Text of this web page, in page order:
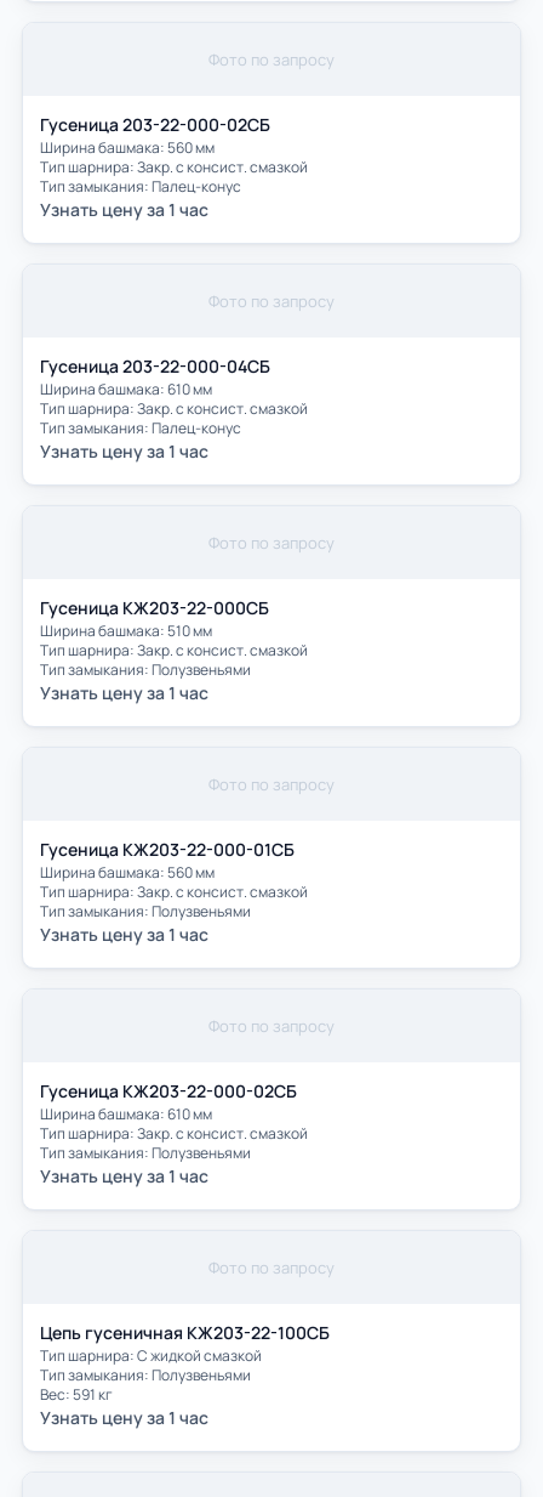
Фото по запросу
Гусеница 203-22-000-02СБ
Ширина башмака: 560 мм
Тип шарнира: Закр. с консист. смазкой
Тип замыкания: Палец-конус
Узнать цену за 1 час
Фото по запросу
Гусеница 203-22-000-04СБ
Ширина башмака: 610 мм
Тип шарнира: Закр. с консист. смазкой
Тип замыкания: Палец-конус
Узнать цену за 1 час
Фото по запросу
Гусеница КЖ203-22-000СБ
Ширина башмака: 510 мм
Тип шарнира: Закр. с консист. смазкой
Тип замыкания: Полузвеньями
Узнать цену за 1 час
Фото по запросу
Гусеница КЖ203-22-000-01СБ
Ширина башмака: 560 мм
Тип шарнира: Закр. с консист. смазкой
Тип замыкания: Полузвеньями
Узнать цену за 1 час
Фото по запросу
Гусеница КЖ203-22-000-02СБ
Ширина башмака: 610 мм
Тип шарнира: Закр. с консист. смазкой
Тип замыкания: Полузвеньями
Узнать цену за 1 час
Фото по запросу
Цепь гусеничная КЖ203-22-100СБ
Тип шарнира: С жидкой смазкой
Тип замыкания: Полузвеньями
Вес: 591 кг
Узнать цену за 1 час